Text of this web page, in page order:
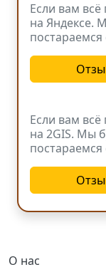
Если вам
на Яндексе.
Если вам
на 2GIS. Мы
Основная
О нас